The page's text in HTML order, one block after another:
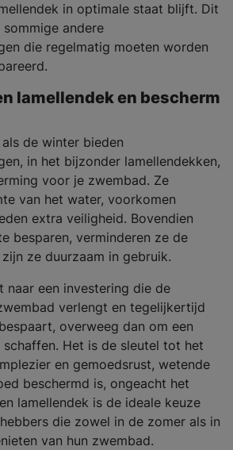
in optimale staat blijft. Dit
andere
die regelmatig moeten worden
lamellendek en bescherm
de winter bieden
in het bijzonder lamellendekken,
voor je zwembad. Ze
van het water, voorkomen
extra veiligheid. Bovendien
besparen, verminderen ze de
ze duurzaam in gebruik.
naar een investering die de
verlengt en tegelijkertijd
overweeg dan om een
schaffen. Het is de sleutel tot het
en gemoedsrust, wetende
beschermd is, ongeacht het
lamellendek is de ideale keuze
die zowel in de zomer als in
van hun zwembad.